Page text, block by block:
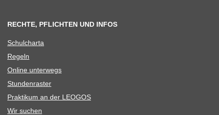
RECHTE, PFLICHTEN UND INFOS
Schul­charta
Regeln
Online unter­wegs
Stun­den­ras­ter
Prak­ti­kum an der LEOGOS
Wir suchen